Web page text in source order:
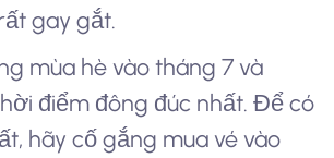
gay gắt.
mùa hè vào tháng 7 và
điểm đông đúc nhất. Để có
hãy cố gắng mua vé vào